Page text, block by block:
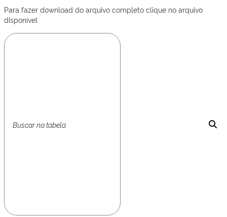
Para fazer download do arquivo completo clique no arquivo
disponível